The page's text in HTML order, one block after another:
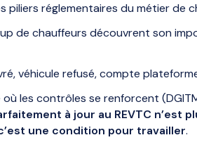
piliers réglementaires du métier de
de chauffeurs découvrent son
véhicule refusé, compte
les contrôles se renforcent
à jour au REVTC n’est
une condition pour travailler.